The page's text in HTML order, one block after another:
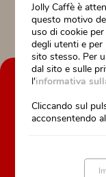
AZIENDA
La nostra storia
Assistenza tecnica
Jolly Caffè è
questo motivo
uso di cookie per
degli utenti e per
sito stesso. Per
dal sito e sulle
l'informativa
Cliccando sul
acconsentendo